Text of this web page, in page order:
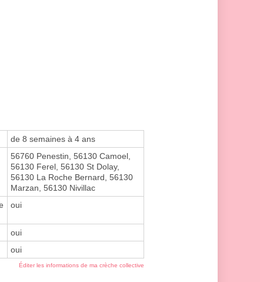
de 8 semaines à 4 ans
56760 Penestin, 56130 Camoel,
56130 Ferel, 56130 St Dolay,
56130 La Roche Bernard, 56130
Marzan, 56130 Nivillac
oui
oui
oui
Éditer les informations de ma crèche collective